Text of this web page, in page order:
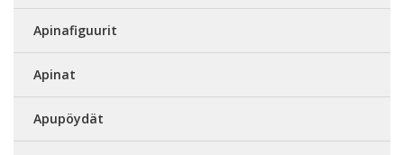
Apinafiguurit
Apinat
Apupöydät